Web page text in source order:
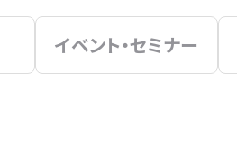
イベント・セミナー